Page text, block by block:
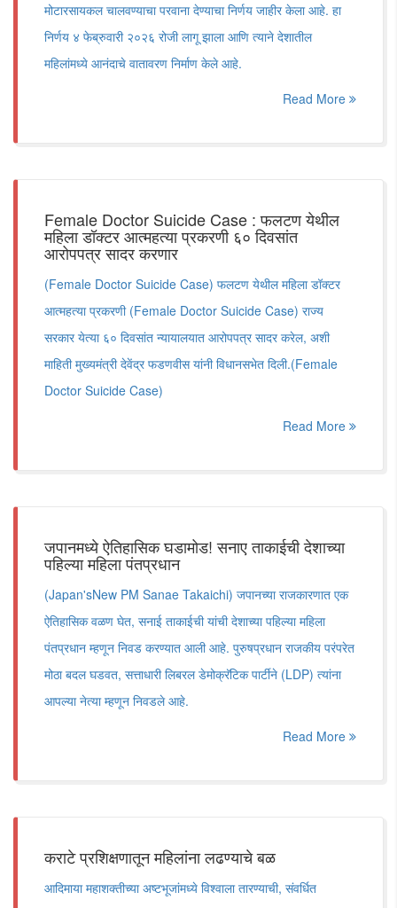
मोटारसायकल चालवण्याचा परवाना देण्याचा निर्णय जाहीर केला आहे. हा
निर्णय ४ फेब्रुवारी २०२६ रोजी लागू झाला आणि त्याने देशातील
महिलांमध्ये आनंदाचे वातावरण निर्माण केले आहे.
Read More
Female Doctor Suicide Case : फलटण येथील
महिला डॉक्टर आत्महत्या प्रकरणी ६० दिवसांत
आरोपपत्र सादर करणार
(Female Doctor Suicide Case) फलटण येथील महिला डॉक्टर
आत्महत्या प्रकरणी (Female Doctor Suicide Case) राज्य
सरकार येत्या ६० दिवसांत न्यायालयात आरोपपत्र सादर करेल, अशी
माहिती मुख्यमंत्री देवेंद्र फडणवीस यांनी विधानसभेत दिली.(Female
Doctor Suicide Case)
Read More
जपानमध्ये ऐतिहासिक घडामोड! सनाए ताकाईची देशाच्या
पहिल्या महिला पंतप्रधान
(Japan'sNew PM Sanae Takaichi) जपानच्या राजकारणात एक
ऐतिहासिक वळण घेत, सनाई ताकाईची यांची देशाच्या पहिल्या महिला
पंतप्रधान म्हणून निवड करण्यात आली आहे. पुरुषप्रधान राजकीय परंपरेत
मोठा बदल घडवत, सत्ताधारी लिबरल डेमोक्रॅटिक पार्टीने (LDP) त्यांना
आपल्या नेत्या म्हणून निवडले आहे.
Read More
कराटे प्रशिक्षणातून महिलांना लढण्याचे बळ
आदिमाया महाशक्तीच्या अष्टभूजांमध्ये विश्वाला तारण्याची, संवर्धित